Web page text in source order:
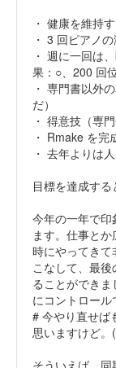
・ 健康を維持
・ 3 回ピアノ
・ 週に一回は
果：○、200 回
・ 専門書以外
だ）
・ 得意技（専
・ Rmake を完
・ 去年よりは
目標を達成す
今年の一年で
ます。仕事と
時にやってき
こなして、最
ることができ
にコントロール
# 今やり直せば
思いますけど。